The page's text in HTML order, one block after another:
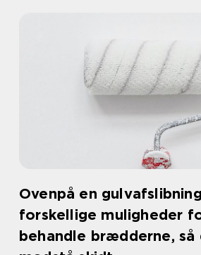
Ovenpå en
forskellige muligheder
behandle brædderne, så